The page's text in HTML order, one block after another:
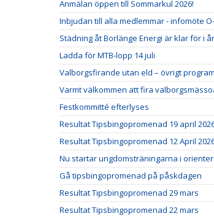
Anmälan öppen till Sommarkul 2026!
Inbjudan till alla medlemmar - infomöte
Städning åt Borlänge Energi är klar för i
Ladda för MTB-lopp 14 juli
Valborgsfirande utan eld – övrigt
Varmt välkommen att fira
Festkommitté efterlyses
Resultat Tipsbingopromenad 19 april
Resultat Tipsbingopromenad 12 April
Nu startar ungdomsträningarna i
Gå tipsbingopromenad på påskdagen
Resultat Tipsbingopromenad 29 mars
Resultat Tipsbingopromenad 22 mars